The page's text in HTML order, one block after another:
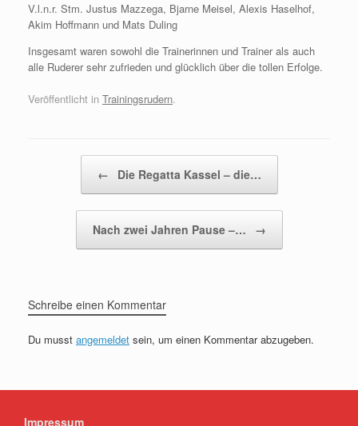
V.l.n.r. Stm. Justus Mazzega, Bjarne Meisel, Alexis Haselhof,
Akim Hoffmann und Mats Duling
Insgesamt waren sowohl die Trainerinnen und Trainer als auch
alle Ruderer sehr zufrieden und glücklich über die tollen Erfolge.
Veröffentlicht in Trainingsrudern.
← Die Regatta Kassel – die…
Nach zwei Jahren Pause –… →
Schreibe einen Kommentar
Du musst angemeldet sein, um einen Kommentar abzugeben.
Impressum